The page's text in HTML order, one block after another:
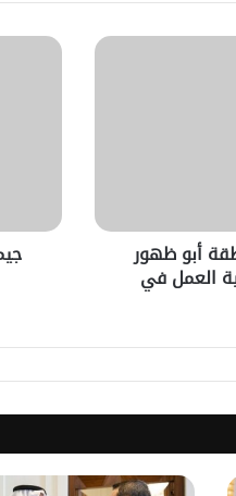
أبو ظهور
العمل في